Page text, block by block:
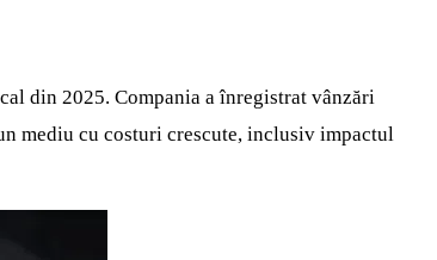
din 2025. Compania a înregistrat vânzări
mediu cu costuri crescute, inclusiv impactul